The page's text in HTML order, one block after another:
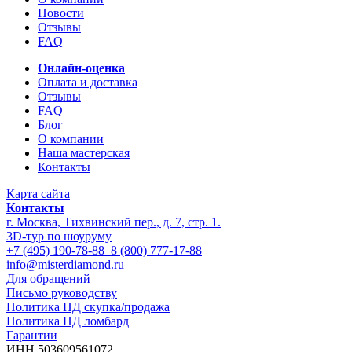
Новости
Отзывы
FAQ
Онлайн-оценка
Оплата и доставка
Отзывы
FAQ
Блог
О компании
Наша мастерская
Контакты
Карта сайта
Контакты
г. Москва, Тихвинский пер., д. 7, стр. 1.
3D-тур по шоуруму
+7 (495) 190-78-88 8 (800) 777-17-88
info@misterdiamond.ru
Для обращений
Письмо руководству
Политика ПД скупка/продажа
Политика ПД ломбард
Гарантии
ИНН 503609561072